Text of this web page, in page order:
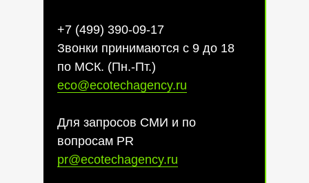
+7 (499) 390-09-17
Звонки принимаются с 9 до 18
по МСК. (Пн.-Пт.)
eco@ecotechagency.ru
Для запросов СМИ и по
вопросам PR
pr@ecotechagency.ru